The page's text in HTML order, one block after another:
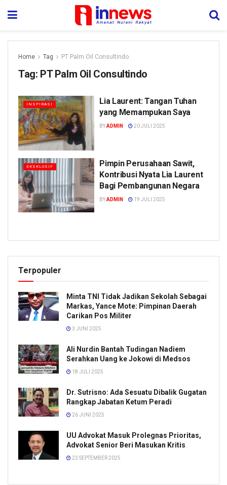
Home Tag PT Palm Oil Consultindo
Tag: PT Palm Oil Consultindo
INSPIRASI
Lia Laurent: Tangan Tuhan
yang Memampukan Saya
BY ADMIN 20 JULI 2025
EKSKLUSIF
Pimpin Perusahaan Sawit,
Kontribusi Nyata Lia Laurent
Bagi Pembangunan Negara
BY ADMIN 19 JULI 2025
Terpopuler
Minta TNI Tidak Jadikan Sekolah Sebagai
Markas, Yance Mote: Pimpinan Daerah
Carikan Pos Militer
3 JUNI 2025
Ali Nurdin Bantah Tudingan Nadiem
Serahkan Uang ke Jokowi di Medsos
18 JULI 2025
Dr. Sutrisno: Ada Sesuatu Dibalik Gugatan
Rangkap Jabatan Ketum Peradi
26 JUNI 2025
UU Advokat Masuk Prolegnas Prioritas,
Advokat Senior Beri Masukan Kritis
23 SEPTEMBER 2025